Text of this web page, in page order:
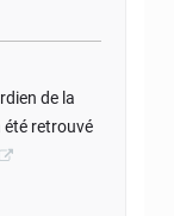
de la
été retrouvé